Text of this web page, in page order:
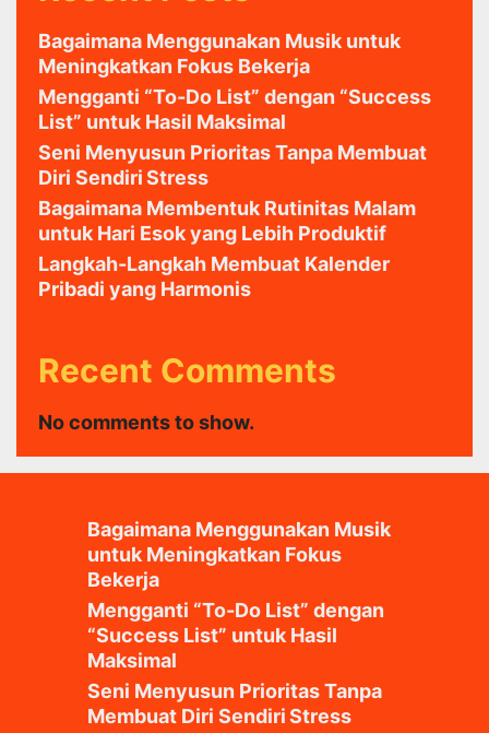
Bagaimana Menggunakan Musik untuk
Meningkatkan Fokus Bekerja
Mengganti “To-Do List” dengan “Success
List” untuk Hasil Maksimal
Seni Menyusun Prioritas Tanpa Membuat
Diri Sendiri Stress
Bagaimana Membentuk Rutinitas Malam
untuk Hari Esok yang Lebih Produktif
Langkah-Langkah Membuat Kalender
Pribadi yang Harmonis
Recent Comments
No comments to show.
Bagaimana Menggunakan Musik
untuk Meningkatkan Fokus
Bekerja
Mengganti “To-Do List” dengan
“Success List” untuk Hasil
Maksimal
Seni Menyusun Prioritas Tanpa
Membuat Diri Sendiri Stress